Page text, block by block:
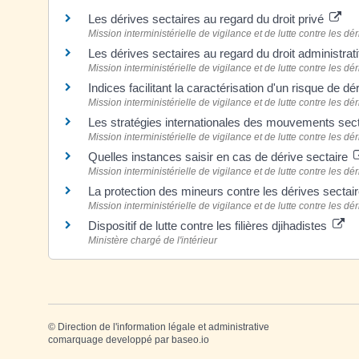
Les dérives sectaires au regard du droit privé
Mission interministérielle de vigilance et de lutte contre les
Les dérives sectaires au regard du droit
Mission interministérielle de vigilance et de lutte contre les
Indices facilitant la caractérisation d'un risque de
Mission interministérielle de vigilance et de lutte contre les
Les stratégies internationales des mouvements
Mission interministérielle de vigilance et de lutte contre les
Quelles instances saisir en cas de dérive sectaire
Mission interministérielle de vigilance et de lutte contre les
La protection des mineurs contre les dérives
Mission interministérielle de vigilance et de lutte contre les
Dispositif de lutte contre les filières djihadistes
Ministère chargé de l'intérieur
© Direction de l'information légale et administrative
comarquage developpé par baseo.io